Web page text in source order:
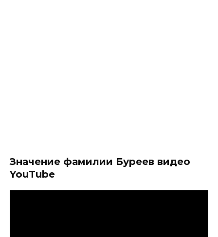
Значение фамилии Буреев видео
YouTube